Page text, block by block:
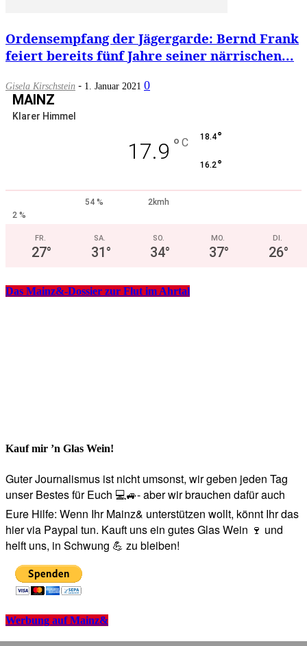
Ordensempfang der Jägergarde: Bernd Frank
feiert bereits fünf Jahre seiner närrischen...
Gisela Kirschstein - 1. Januar 2021 0
MAINZ
Klarer Himmel
17.9 ° C 18.4°
16.2°
54 %
2kmh
2 %
FR.
27°
SA.
31°
SO.
34°
MO.
37°
DI.
26°
Das Mainz&-Dossier zur Flut im Ahrtal
Kauf mir ’n Glas Wein!
Guter Journalismus ist nicht umsonst, wir geben jeden Tag
unser Bestes für Euch 💻🚙- aber wir brauchen dafür auch
Eure Hilfe: Wenn Ihr Mainz& unterstützen wollt, könnt Ihr das
hier via Paypal tun. Kauft uns ein gutes Glas Wein 🍷 und
helft uns, in Schwung 💪 zu bleiben!
Werbung auf Mainz&